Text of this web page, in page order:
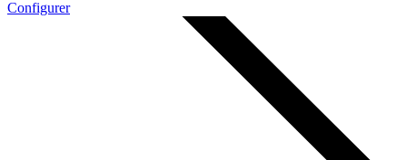
Configurer